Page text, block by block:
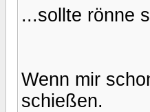
...sollte rönne
Wenn mir
schießen.